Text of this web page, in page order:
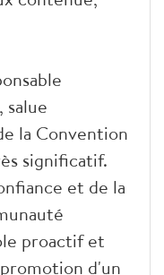
la Convention
significatif.
et de la
proactif et
d'un